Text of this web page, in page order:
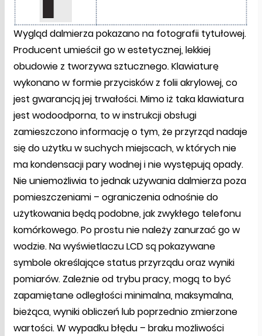
Wygląd dalmierza pokazano na fotografii tytułowej.
Producent umieścił go w estetycznej, lekkiej
obudowie z tworzywa sztucznego. Klawiaturę
wykonano w formie przycisków z folii akrylowej, co
jest gwarancją jej trwałości. Mimo iż taka klawiatura
jest wodoodporna, to w instrukcji obsługi
zamieszczono informację o tym, że przyrząd nadaje
się do użytku w suchych miejscach, w których nie
ma kondensacji pary wodnej i nie występują opady.
Nie uniemożliwia to jednak używania dalmierza poza
pomieszczeniami – ograniczenia odnośnie do
użytkowania będą podobne, jak zwykłego telefonu
komórkowego. Po prostu nie należy zanurzać go w
wodzie. Na wyświetlaczu LCD są pokazywane
symbole określające status przyrządu oraz wyniki
pomiarów. Zależnie od trybu pracy, mogą to być
zapamiętane odległości minimalna, maksymalna,
bieżąca, wyniki obliczeń lub poprzednio zmierzone
wartości. W wypadku błędu – braku możliwości